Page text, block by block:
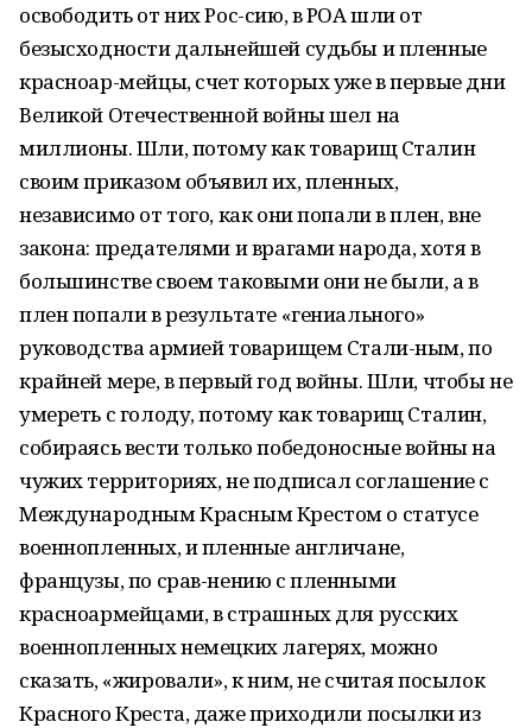
освободить от них Рос-сию, в РОА шли от
безысходности дальнейшей судьбы и пленные
красноар-мейцы, счет которых уже в первые дни
Великой Отечественной войны шел на
миллионы. Шли, потому как товарищ Сталин
своим приказом объявил их, пленных,
независимо от того, как они попали в плен, вне
закона: предателями и врагами народа, хотя в
большинстве своем таковыми они не были, а в
плен попали в результате «гениального»
руководства армией товарищем Стали-ным, по
крайней мере, в первый год войны. Шли, чтобы не
умереть с голоду, потому как товарищ Сталин,
собираясь вести только победоносные войны на
чужих территориях, не подписал соглашение с
Международным Красным Крестом о статусе
военнопленных, и пленные англичане,
французы, по срав-нению с пленными
красноармейцами, в страшных для русских
военнопленных немецких лагерях, можно
сказать, «жировали», к ним, не считая посылок
Красного Креста, даже приходили посылки из